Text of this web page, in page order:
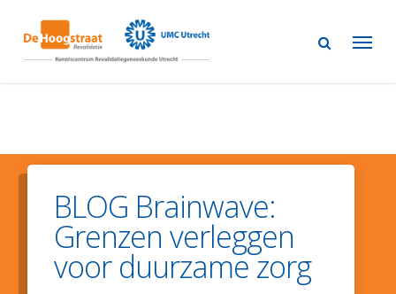
main
BLOG Brainwave:
Grenzen verleggen
voor duurzame zorg